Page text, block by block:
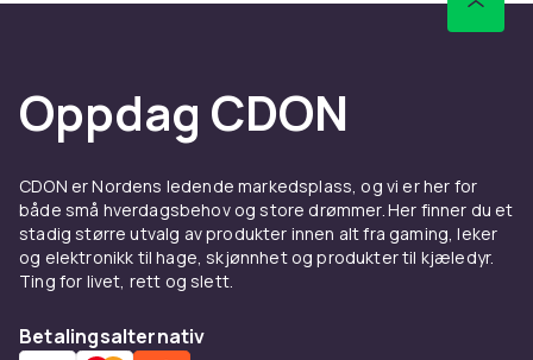
Oppdag CDON
CDON er Nordens ledende markedsplass, og vi er her for
både små hverdagsbehov og store drømmer. Her finner du et
stadig større utvalg av produkter innen alt fra gaming, leker
og elektronikk til hage, skjønnhet og produkter til kjæledyr.
Ting for livet, rett og slett.
Betalingsalternativ